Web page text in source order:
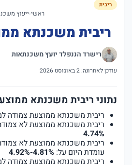
ריבית
ראשי‹ייעוץ
ריבית משכנתא
רישרד הננפלד יועץ משכנתאות
עודכן לאחרונה: 2 באוגוסט 2026
נתוני ריבית משכנתא
ריבית משכנתא ממוצעת צמודה
ריבית משכנתא ממוצעת לא
4.74%
עומדת היום על: 4.92%-4.81%